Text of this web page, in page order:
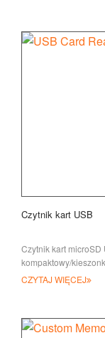
Czytnik kart USB
Czytnik kart
kompaktowy/
urządzenie USB do
CZYTAJ WIĘCEJ